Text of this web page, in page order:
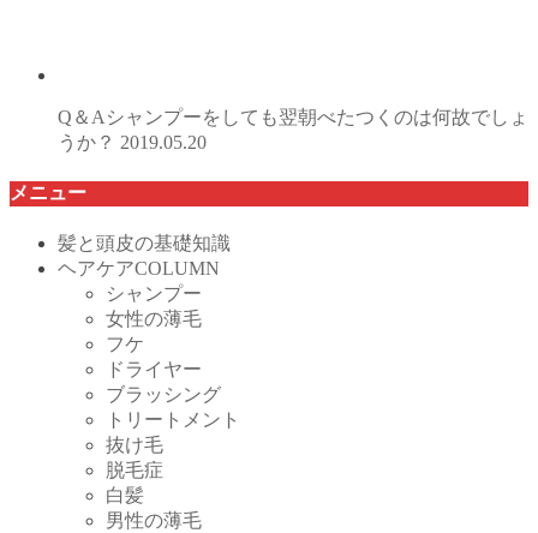
Q＆Aシャンプーをしても翌朝べたつくのは何故でしょ
うか？ 2019.05.20
メニュー
髪と頭皮の基礎知識
ヘアケアCOLUMN
シャンプー
女性の薄毛
フケ
ドライヤー
ブラッシング
トリートメント
抜け毛
脱毛症
白髪
男性の薄毛